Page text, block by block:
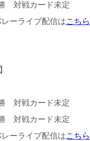
対戦カード未定
ーライブ配信はこちら
対戦カード未定
対戦カード未定
ーライブ配信はこちら